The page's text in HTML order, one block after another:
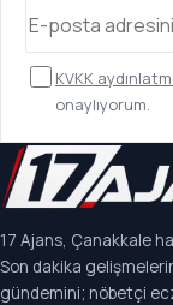
KVKK
onaylıyorum.
17 Ajans, Çanakkale
Son dakika
gündemini; nöbetçi